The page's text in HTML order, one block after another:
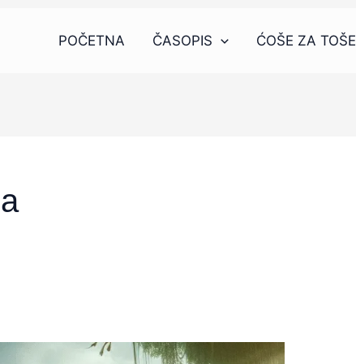
POČETNA ČASOPIS ĆOŠE ZA TOŠE